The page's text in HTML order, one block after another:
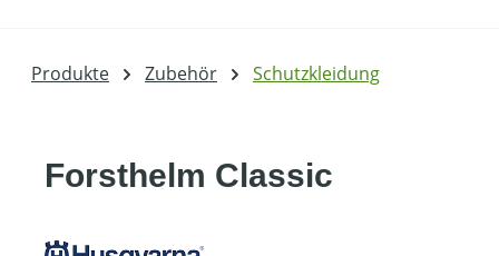
Produkte Zubehör Schutzkleidung
Forsthelm Classic